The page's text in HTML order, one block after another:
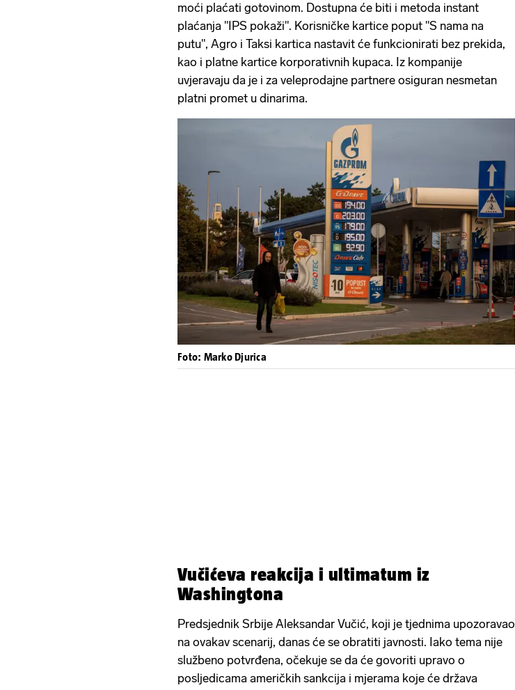
moći plaćati gotovinom. Dostupna će biti i metoda instant
plaćanja "IPS pokaži". Korisničke kartice poput "S nama na
putu", Agro i Taksi kartica nastavit će funkcionirati bez prekida,
kao i platne kartice korporativnih kupaca. Iz kompanije
uvjeravaju da je i za veleprodajne partnere osiguran nesmetan
platni promet u dinarima.
Foto: Marko Djurica
Vučićeva reakcija i ultimatum iz
Washingtona
Predsjednik Srbije Aleksandar Vučić, koji je tjednima upozoravao
na ovakav scenarij, danas će se obratiti javnosti. Iako tema nije
službeno potvrđena, očekuje se da će govoriti upravo o
posljedicama američkih sankcija i mjerama koje će država